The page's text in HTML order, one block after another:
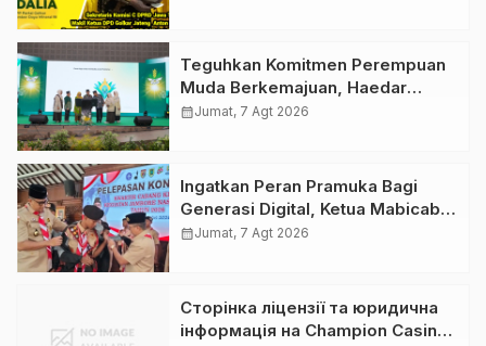
Teguhkan Komitmen Perempuan
Muda Berkemajuan, Haedar
Nashir Buka Muktamar ke-15
calendar_monthJumat, 7 Agt 2026
Ingatkan Peran Pramuka Bagi
Generasi Digital, Ketua Mabicab
Gerakan Pramuka Klaten Lepas
calendar_monthJumat, 7 Agt 2026
Сторінка ліцензії та юридична
інформація на Champion Casino: